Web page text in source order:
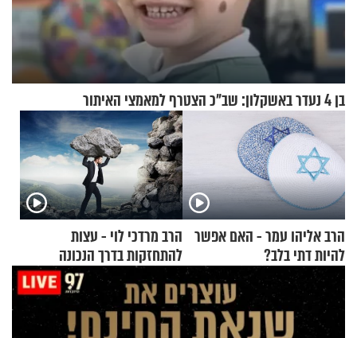
בן 4 נעדר באשקלון: שב"כ הצטרף למאמצי האיתור
הרב אליהו עמר - האם אפשר
להיות דתי בלב?
הרב מרדכי לוי - עצות
להתחזקות בדרך הנכונה